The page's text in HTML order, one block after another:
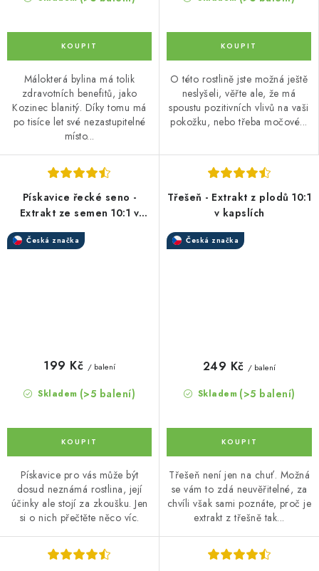
Málokterá bylina má tolik
zdravotních benefitů, jako
Kozinec blanitý. Díky tomu má
po tisíce let své nezastupitelné
místo...
O této rostlině jste možná ještě
neslyšeli, věřte ale, že má
spoustu pozitivních vlivů na vaši
pokožku, nebo třeba močové...
Pískavice řecké seno -
Extrakt ze semen 10:1 v
Česká značka
Skladem (>5 balení)
199 Kč / balení
Pískavice pro vás může být
dosud neznámá rostlina, její
účinky ale stojí za zkoušku. Jen
si o nich přečtěte něco víc.
Třešeň - Extrakt z plodů 10:1
v kapslích
Česká značka
Skladem (>5 balení)
249 Kč / balení
Třešeň není jen na chuť. Možná
se vám to zdá neuvěřitelné, za
chvíli však sami poznáte, proč je
extrakt z třešně tak...